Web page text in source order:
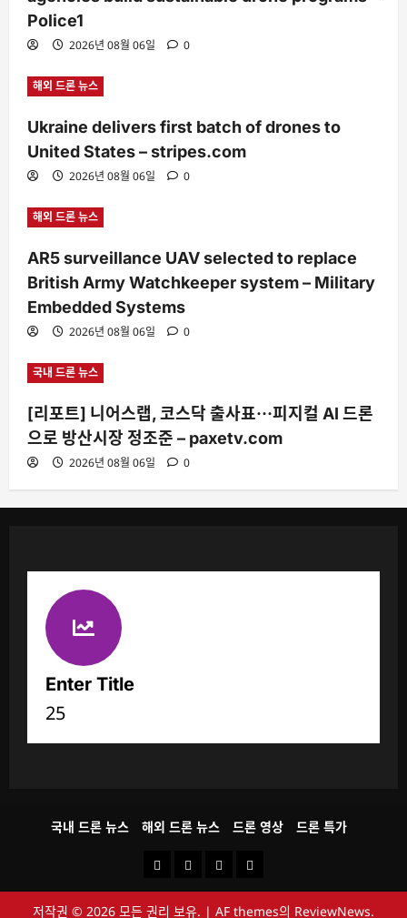
Police1
2026년 08월 06일 0
해외 드론 뉴스
Ukraine delivers first batch of drones to
United States – stripes.com
2026년 08월 06일 0
해외 드론 뉴스
AR5 surveillance UAV selected to replace
British Army Watchkeeper system – Military
Embedded Systems
2026년 08월 06일 0
국내 드론 뉴스
[리포트] 니어스랩, 코스닥 출사표···피지컬 AI 드론
으로 방산시장 정조준 – paxetv.com
2026년 08월 06일 0
Enter Title
25
국내 드론 뉴스 해외 드론 뉴스 드론 영상 드론 특가
국
내
해
외
드
론
드
론
저작권 © 2026 모든 권리 보유. | AF themes의 ReviewNews.